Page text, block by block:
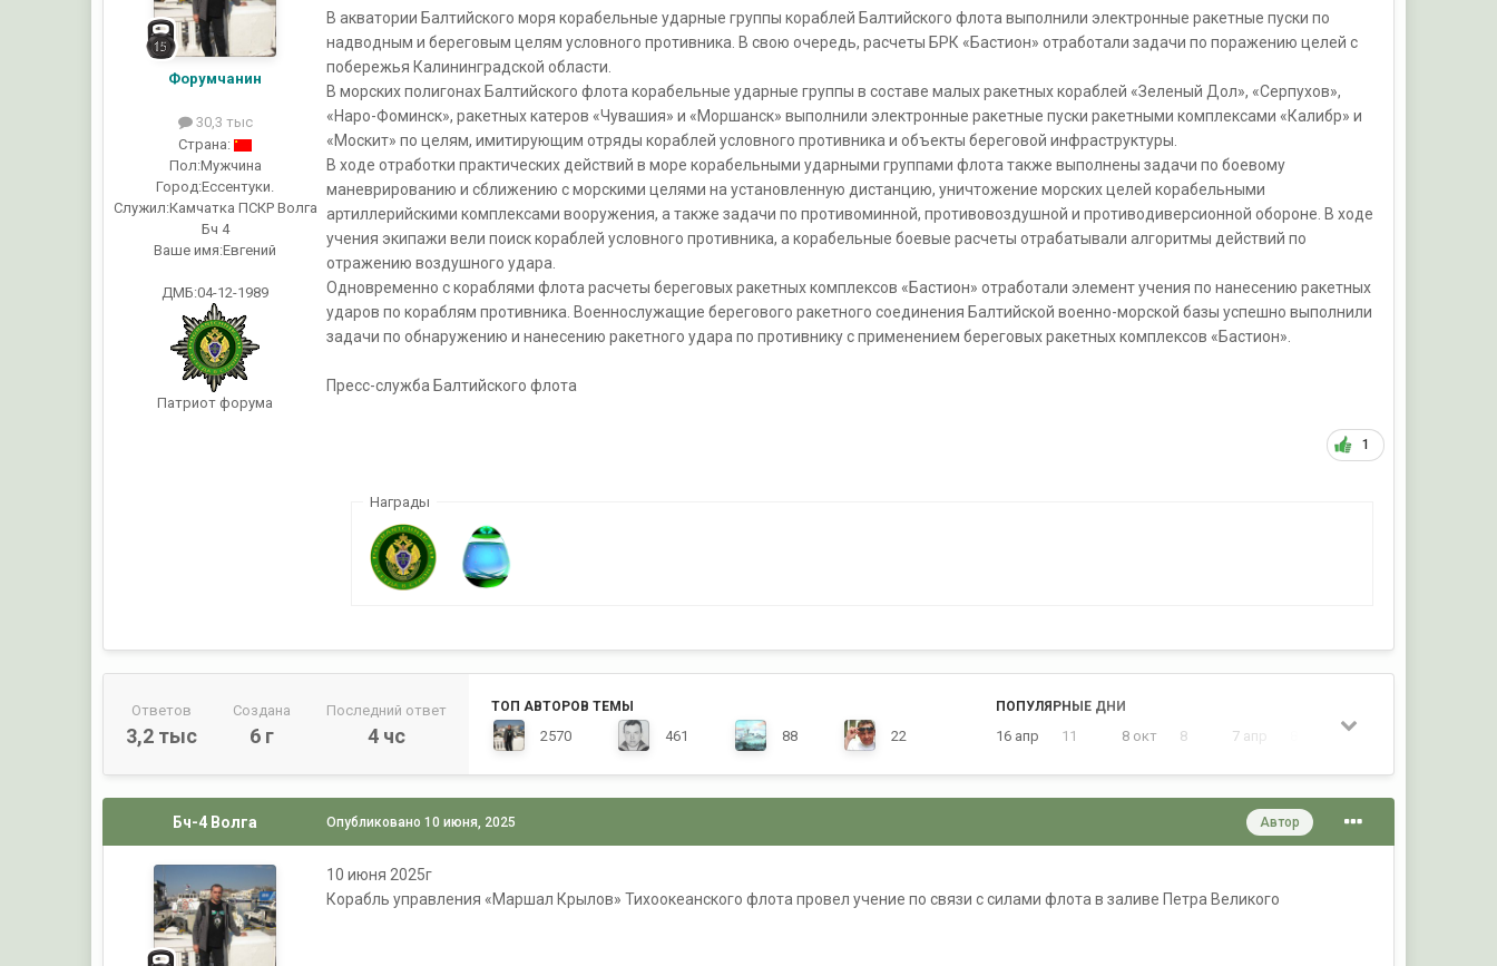
Форумчанин
30,3 тыс
Страна:
Пол:Мужчина
Город:Ессентуки.
Служил:Камчатка ПСКР Волга
Бч 4
Ваше имя:Евгений
ДМБ:04-12-1989
Патриот форума
В акватории Балтийского моря корабельные ударные группы кораблей Балтийского флота выполнили электронные ракетные пуски по
надводным и береговым целям условного противника. В свою очередь, расчеты БРК «Бастион» отработали задачи по поражению целей с
побережья Калининградской области.
В морских полигонах Балтийского флота корабельные ударные группы в составе малых ракетных кораблей «Зеленый Дол», «Серпухов»,
«Наро-Фоминск», ракетных катеров «Чувашия» и «Моршанск» выполнили электронные ракетные пуски ракетными комплексами «Калибр» и
«Москит» по целям, имитирующим отряды кораблей условного противника и объекты береговой инфраструктуры.
В ходе отработки практических действий в море корабельными ударными группами флота также выполнены задачи по боевому
маневрированию и сближению с морскими целями на установленную дистанцию, уничтожение морских целей корабельными
артиллерийскими комплексами вооружения, а также задачи по противоминной, противовоздушной и противодиверсионной обороне. В ходе
учения экипажи вели поиск кораблей условного противника, а корабельные боевые расчеты отрабатывали алгоритмы действий по
отражению воздушного удара.
Одновременно с кораблями флота расчеты береговых ракетных комплексов «Бастион» отработали элемент учения по нанесению ракетных
ударов по кораблям противника. Военнослужащие берегового ракетного соединения Балтийской военно-морской базы успешно выполнили
задачи по обнаружению и нанесению ракетного удара по противнику с применением береговых ракетных комплексов «Бастион».
Пресс-служба Балтийского флота
1
Награды
Ответов
3,2 тыс
Создана
6 г
Последний ответ
4 чс
ТОП АВТОРОВ ТЕМЫ
2570 461 88 22
ПОПУЛЯРНЫЕ ДНИ
16 апр 11 8 окт 8 7 апр 11 окт
Бч-4 Волга Автор
Опубликовано10 июня, 2025
10 июня 2025г
Корабль управления «Маршал Крылов» Тихоокеанского флота провел учение по связи с силами флота в заливе Петра Великого